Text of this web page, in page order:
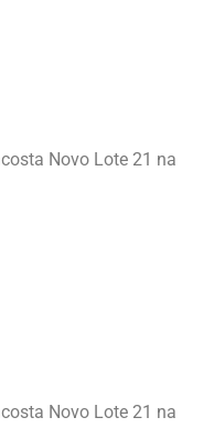
Novo Lote 21 na
Novo Lote 21 na